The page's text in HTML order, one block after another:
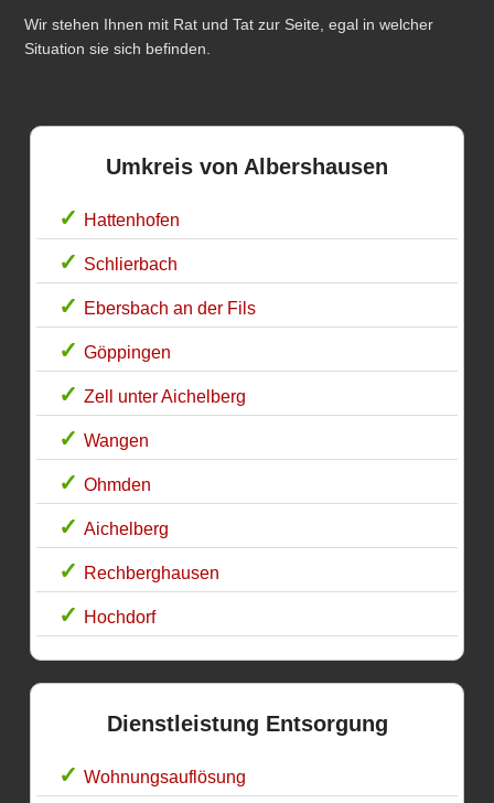
Wir stehen Ihnen mit Rat und Tat zur Seite, egal in welcher
Situation sie sich befinden.
Umkreis von Albershausen
Hattenhofen
Schlierbach
Ebersbach an der Fils
Göppingen
Zell unter Aichelberg
Wangen
Ohmden
Aichelberg
Rechberghausen
Hochdorf
Dienstleistung Entsorgung
Wohnungsauflösung